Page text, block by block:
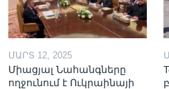
ՄԱՐՏ 12, 2025
Միացյալ Նահանգները
ողջունում է Ուկրաինայի